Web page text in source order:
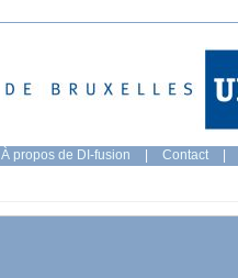
À propos de DI-fusion | Contact |